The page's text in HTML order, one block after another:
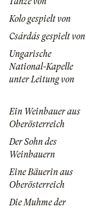
Kolo gespielt von
Csárdás gespielt von
Ungarische
National-Kapelle
unter Leitung von
Ein Weinbauer aus
Oberösterreich
Der Sohn des
Weinbauern
Eine Bäuerin aus
Oberösterreich
Die Muhme der